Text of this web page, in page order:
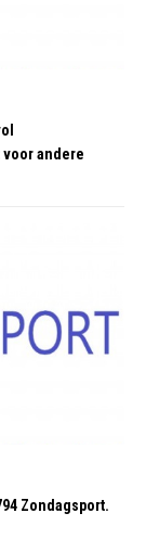
voor andere
Zondagsport.